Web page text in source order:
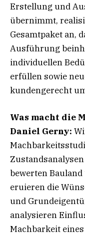
Erstellung und
übernimmt,
Gesamtpaket an,
Ausführung
individuellen
erfüllen sowie
kundengerecht
Was macht die
Daniel Gerny:
bewerten
eruieren die
und
analysieren
Machbarkeit